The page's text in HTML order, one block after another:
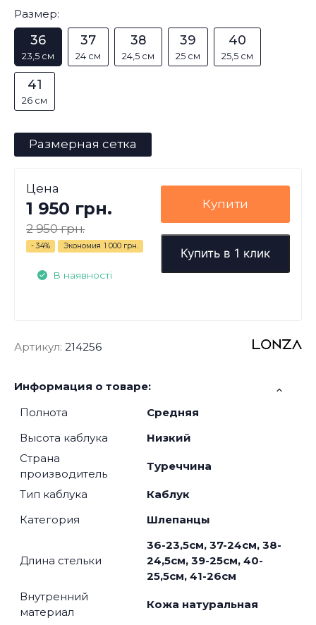
Размер:
36
23,5 см
37
24 см
38
24,5 см
39
25 см
40
25,5 см
41
26 см
Размерная сетка
Цена
1 950 грн.
2 950 грн.
- 34% Экономия 1 000 грн.
В наявності
Купити
Купить в 1 клик
Артикул: 214256
Информация о товаре:
Полнота
Средняя
Высота каблука
Низкий
Страна
производитель
Туреччина
Тип каблука
Каблук
Категория
Шлепанцы
Длина стельки
36-23,5см, 37-24см, 38-
24,5см, 39-25см, 40-
25,5см, 41-26см
Внутренний
материал
Кожа натуральная